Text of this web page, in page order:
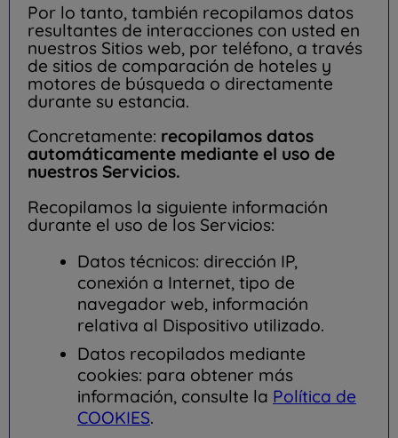
Por lo tanto, también recopilamos datos
resultantes de interacciones con usted en
nuestros Sitios web, por teléfono, a través
de sitios de comparación de hoteles y
motores de búsqueda o directamente
durante su estancia.
Concretamente: recopilamos datos
automáticamente mediante el uso de
nuestros Servicios.
Recopilamos la siguiente información
durante el uso de los Servicios:
Datos técnicos: dirección IP,
conexión a Internet, tipo de
navegador web, información
relativa al Dispositivo utilizado.
Datos recopilados mediante
cookies: para obtener más
información, consulte la Política de
COOKIES.